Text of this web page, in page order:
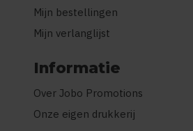
Mijn bestellingen
Mijn verlanglijst
Informatie
Over Jobo Promotions
Onze eigen drukkerij